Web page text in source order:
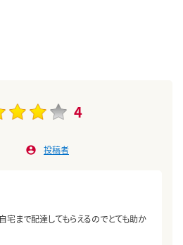
4
投稿者
宅まで配達してもらえるのでとても助か